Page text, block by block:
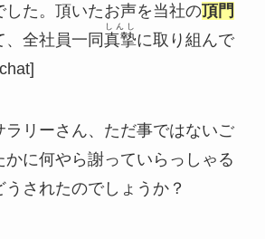
した。頂いたお声を当社の頂門
、全社員一同真摯
しんし
に取り組んで
ラリーさん、ただ事ではないご
に何やら謝っていらっしゃる
されたのでしょうか？